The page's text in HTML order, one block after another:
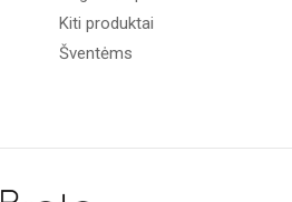
Kiti produktai
Šventėms